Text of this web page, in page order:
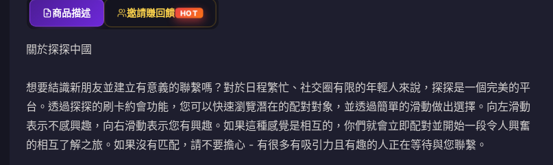
商品描述 邀請賺回饋 HOT
關於探探中國
想要結識新朋友並建立有意義的聯繫嗎？對於日程繁忙、社交圈有限的年輕人來說，探探是一個完美的平
台。透過探探的刷卡約會功能，您可以快速瀏覽潛在的配對對象，並透過簡單的滑動做出選擇。向左滑動
表示不感興趣，向右滑動表示您有興趣。如果這種感覺是相互的，你們就會立即配對並開始一段令人興奮
的相互了解之旅。如果沒有匹配，請不要擔心 - 有很多有吸引力且有趣的人正在等待與您聯繫。